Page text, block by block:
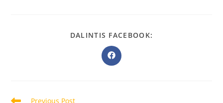
DALINTIS FACEBOOK:
Opens
in
Read
Previous Post